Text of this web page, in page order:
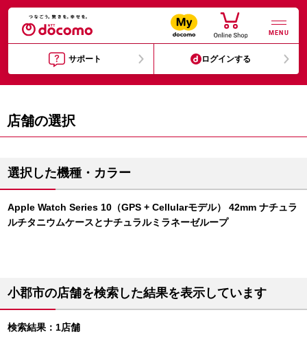
MENU
サポート ログインする
店舗の選択
選択した機種・カラー
Apple Watch Series 10（GPS + Cellularモデル） 42mm ナチュラ
ルチタニウムケースとナチュラルミラネーゼループ
小郡市の店舗を検索した結果を表示しています
検索結果：1店舗